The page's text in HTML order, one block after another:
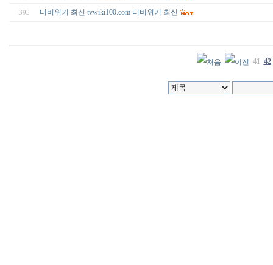
395 티비위키 최신 tvwiki100.com 티비위키 최신
41 42